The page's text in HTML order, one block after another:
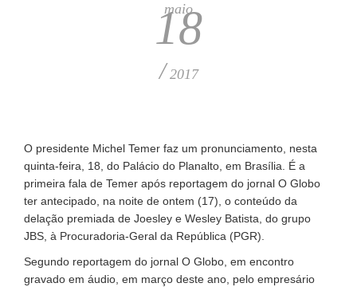
maio
18
/ 2017
O presidente Michel Temer faz um pronunciamento, nesta
quinta-feira, 18, do Palácio do Planalto, em Brasília. É a
primeira fala de Temer após reportagem do jornal O Globo
ter antecipado, na noite de ontem (17), o conteúdo da
delação premiada de Joesley e Wesley Batista, do grupo
JBS, à Procuradoria-Geral da República (PGR).
Segundo reportagem do jornal O Globo, em encontro
gravado em áudio, em março deste ano, pelo empresário